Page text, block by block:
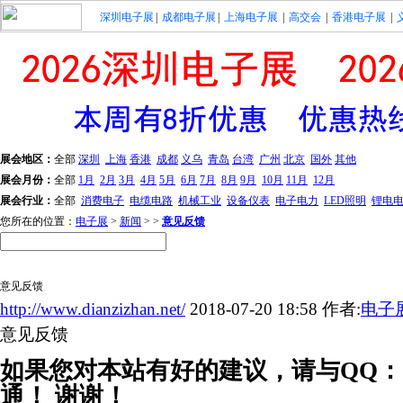
深圳电子展 成都电子展 上海电子展 高交会 香港电子展
展会地区： 全部 深圳 上海 香港 成都 义乌 青岛 台湾 广州 北京 国外 其他
展会月份： 全部 1月 2月 3月 4月 5月 6月 7月 8月 9月 10月 11月
12月
展会行业： 全部 消费电子 电缆电路 机械工业 设备仪表 电子电力 LED照明 锂电
您所在的位置： 电子展 > 新闻 > > 意见反馈
意见反馈
http://www.dianzizhan.net/2018-07-20 18:58 作者:电子
意见反馈
如果您对本站有好的建议，请与QQ
通！ 谢谢！